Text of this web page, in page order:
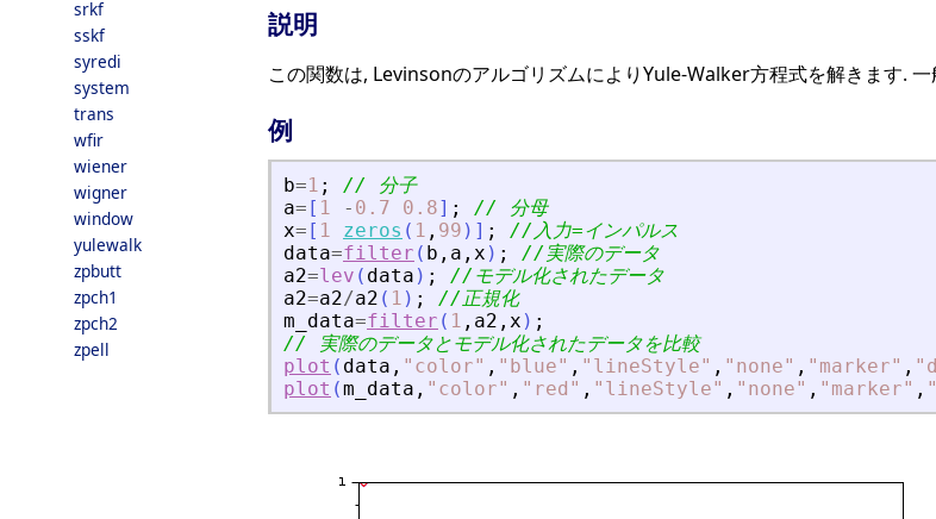
srkf
sskf
syredi
system
trans
wfir
wiener
wigner
window
yulewalk
zpbutt
zpch1
zpch2
zpell
説明
この関数は, LevinsonのアルゴリズムによりYule-Walker方程式を解きます.
例
b=1 ;
// 分子
a= [ 1 - 0.7 0.8] ;
// 分母
x= [ 1 zeros ( 1 , 99 ) ] ;
//入力=インパルス
data=filter ( b , a , x ) ;
//実際のデータ
a2=lev ( data ) ;
//モデル化されたデータ
a2=a2/a2 ( 1 ) ;
//正規化
m_data=filter ( 1 , a2 , x ) ;
// 実際のデータとモデル化されたデータを比較
plot ( data , " color" , " blue" , " lineStyle" , " none" , " marker" , " d
plot (m_data , " color" , " red " , " lineStyle" , " none" , " marker" , "